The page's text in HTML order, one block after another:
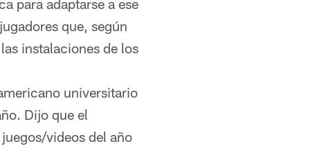
para adaptarse a ese
que, según
instalaciones de los
universitario
Dijo que el
videos del año